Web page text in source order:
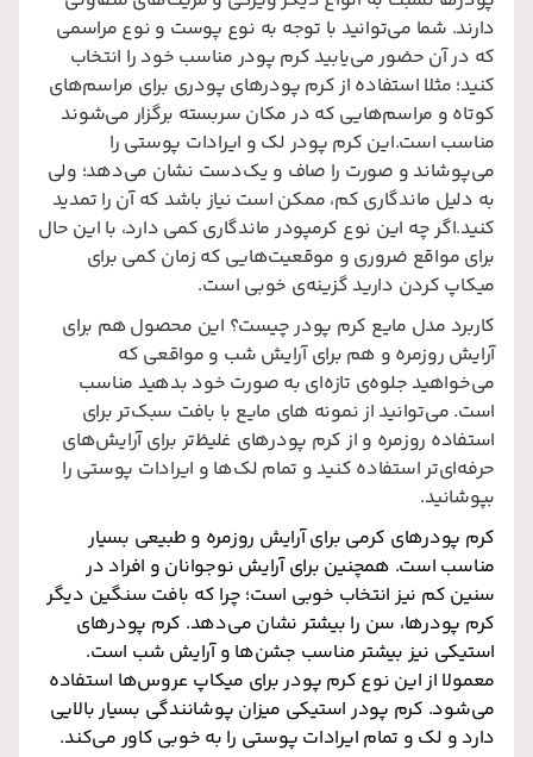
دارند. شما می‌توانید با توجه به نوع پوست و نوع مراسمی
که در آن حضور می‌یابید کرم پودر مناسب خود را انتخاب
کنید؛ مثلا استفاده از کرم پودرهای پودری برای مراسم‌های
کوتاه و مراسم‌هایی که در مکان‌ سربسته برگزار می‌شوند
مناسب است.این کرم پودر لک و ایرادات پوستی را
می‌پوشاند و صورت را صاف و یک‌دست نشان می‌دهد؛ ولی
به دلیل ماندگاری کم، ممکن است نیاز باشد که آن را تمدید
کنید.اگر چه این نوع کرمپودر ماندگاری کمی دارد، با این حال
برای مواقع ضروری و موقعیت‌هایی که زمان کمی برای
میکاپ کردن دارید گزینه‌ی خوبی است.
کاربرد مدل مایع کرم پودر چیست؟ این محصول هم برای
آرایش روزمره و هم برای آرایش شب و مواقعی که
می‌خواهید جلوه‌ی تازه‌ای به صورت خود بدهید مناسب
است. می‌توانید از نمونه های مایع با بافت سبک‌تر برای
استفاده روزمره و از کرم پودرهای غلیظ‌تر برای آرایش‌های
حرفه‌ای‌تر استفاده کنید و تمام لک‌ها و ایرادات پوستی را
بپوشانید.
کرم پودرهای کرمی برای آرایش روزمره و طبیعی بسیار
مناسب است. همچنین برای آرایش‌ نوجوانان و افراد در
سنین کم نیز انتخاب خوبی است؛ چرا که بافت سنگین دیگر
کرم پودرها، سن را بیشتر نشان می‌دهد. کرم پودرهای
استیکی نیز بیشتر مناسب جشن‌ها و آرایش شب است.
معمولا از این نوع کرم پودر برای میکاپ‌ عروس‌ها استفاده
می‌شود. کرم پودر استیکی میزان پوشانندگی بسیار بالایی
دارد و لک و تمام ایرادات پوستی را به خوبی کاور می‌کند.